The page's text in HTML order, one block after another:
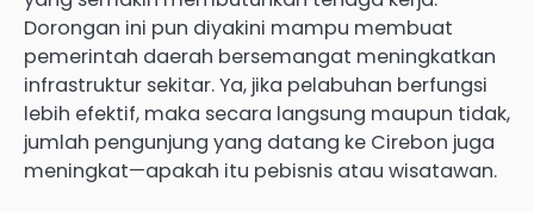
Dorongan ini pun diyakini mampu membuat
pemerintah daerah bersemangat meningkatkan
infrastruktur sekitar. Ya, jika pelabuhan berfungsi
lebih efektif, maka secara langsung maupun tidak,
jumlah pengunjung yang datang ke Cirebon juga
meningkat—apakah itu pebisnis atau wisatawan.